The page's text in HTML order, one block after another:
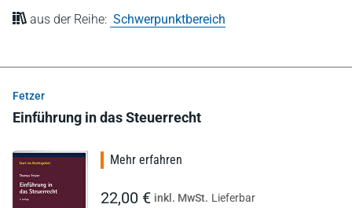
aus der Reihe: Schwerpunktbereich
Fetzer
Einführung in das Steuerrecht
Mehr erfahren
22,00 € inkl. MwSt. Lieferbar